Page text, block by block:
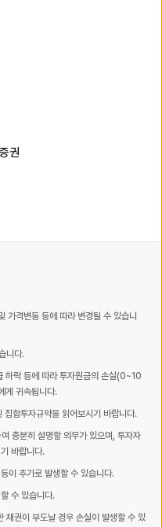
권
가격변동 등에 따라 변경될 수 있습니
니다.
하락 등에 따라 투자원금의 손실(0~10
게 귀속됩니다.
합투자규약을 읽어보시기 바랍니다.
충분히 설명할 의무가 있으며, 투자자
바랍니다.
이 추가로 발생할 수 있습니다.
수 있습니다.
채권이 부도날 경우 손실이 발생할 수 있